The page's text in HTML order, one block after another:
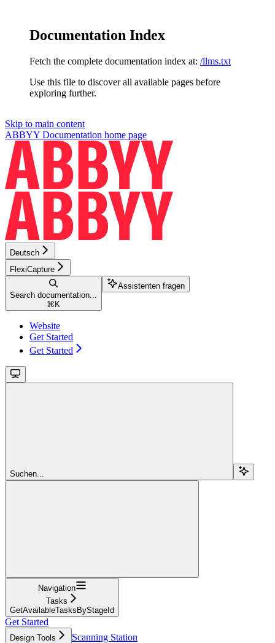
Documentation Index
Fetch the complete documentation index at: /llms.txt
Use this file to discover all available pages before
exploring further.
Skip to main content
ABBYY Documentation home page
Deutsch
FlexiCapture
Search documentation...
⌘ K
Assistenten fragen
Website
Get Started
Get Started
Suchen...
Navigation
Tasks
GetAvailableTasksByStageId
Get Started
Design Tools
Scanning Station